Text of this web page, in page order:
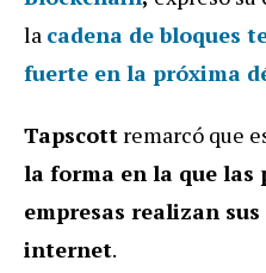
la cadena de bloques
fuerte en la próxima
Tapscott remarcó que
la forma en la que las
empresas realizan
internet.